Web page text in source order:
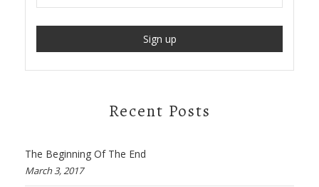
Recent Posts
The Beginning Of The End
March 3, 2017